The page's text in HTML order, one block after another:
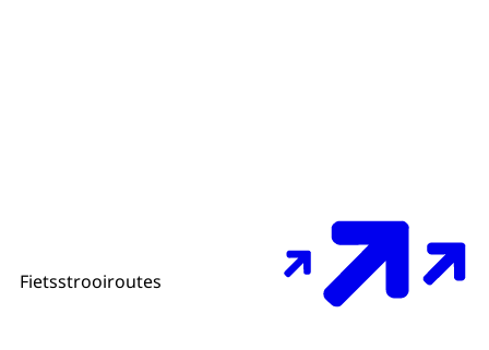
Fietsstrooiroutes